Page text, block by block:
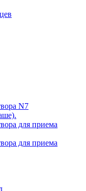
N7
для приема
для приема